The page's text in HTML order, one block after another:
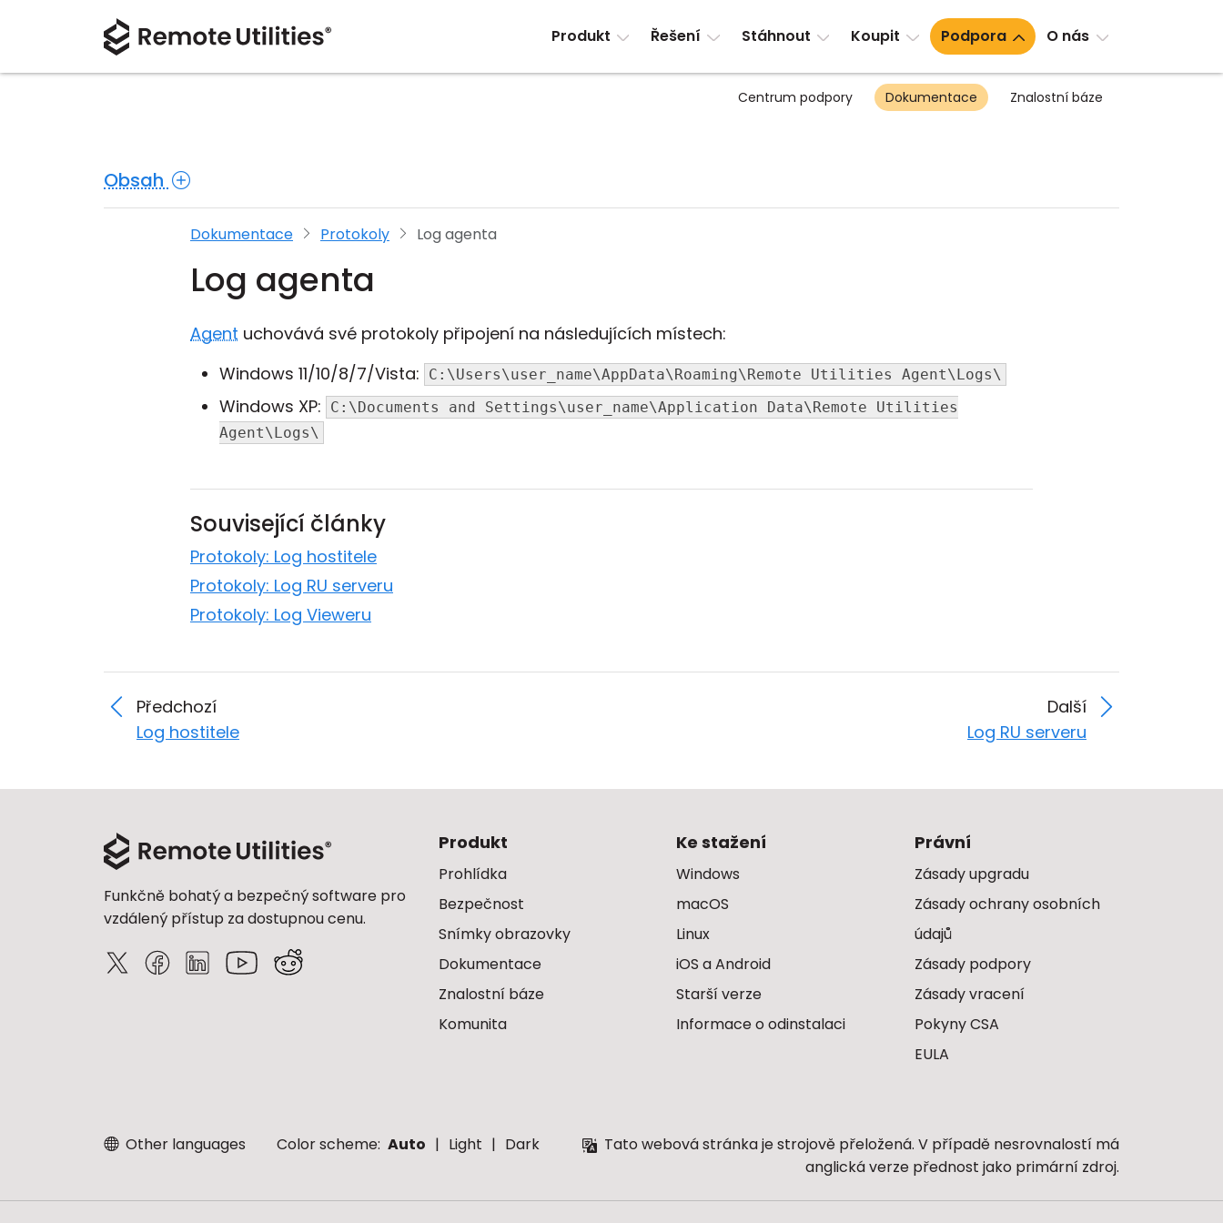
Produkt Řešení Stáhnout Koupit Podpora O nás
Centrum podpory Dokumentace Znalostní báze
Obsah
Dokumentace Protokoly Log agenta
Log agenta
Agent uchovává své protokoly připojení na následujících místech:
Windows 11/10/8/7/Vista:
C:\Users\user_name\AppData\Roaming\Remote Utilities Agent\Logs\
Windows XP:
C:\Documents and Settings\user_name\Application Data\Remote Utilities
Agent\Logs\
Související články
Protokoly: Log hostitele
Protokoly: Log RU serveru
Protokoly: Log Vieweru
Předchozí
Log hostitele
Další
Log RU serveru
Funkčně bohatý a bezpečný software pro
vzdálený přístup za dostupnou cenu.
Produkt
Prohlídka
Bezpečnost
Snímky obrazovky
Dokumentace
Znalostní báze
Komunita
Ke stažení
Windows
macOS
Linux
iOS a Android
Starší verze
Informace o odinstalaci
Právní
Zásady upgradu
Zásady ochrany osobních
údajů
Zásady podpory
Zásady vracení
Pokyny CSA
EULA
Other languages Color scheme: Auto Light Dark
Tato webová stránka je strojově přeložená. V případě nesrovnalostí má
anglická verze přednost jako primární zdroj.